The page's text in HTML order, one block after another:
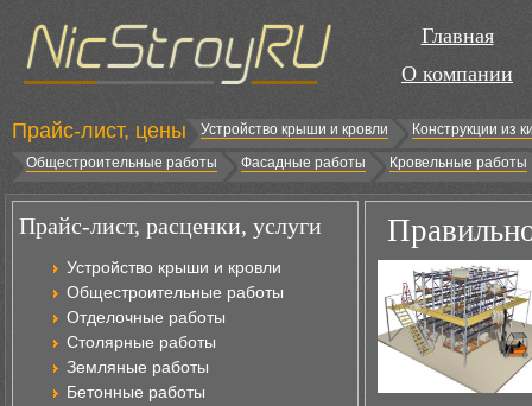
Главная
О компании
Прайс-лист, цены Устройство крыши и кровли
Конструкции из
Общестроительные работы
Фасадные работы Кровельные работы
Прайс-лист, расценки, услуги
Устройство крыши и кровли
Общестроительные работы
Отделочные работы
Столярные работы
Земляные работы
Бетонные работы